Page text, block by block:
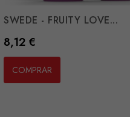
SWEDE - FRUITY LOVE...
Preço
8,12 €
COMPRAR